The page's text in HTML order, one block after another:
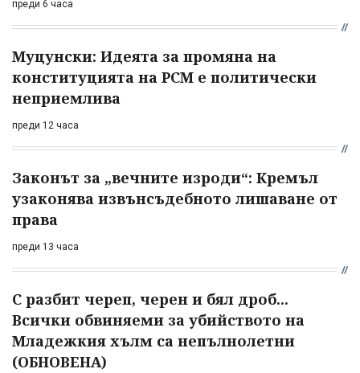
преди 6 часа
Муцунски: Идеята за промяна на
конституцията на РСМ е политически
неприемлива
преди 12 часа
Законът за „вечните изроди“: Кремъл
узаконява извънсъдебното лишаване от
права
преди 13 часа
С разбит череп, черен и бял дроб...
Всички обвиняеми за убийството на
Младежкия хълм са непълнолетни
(ОБНОВЕНА)